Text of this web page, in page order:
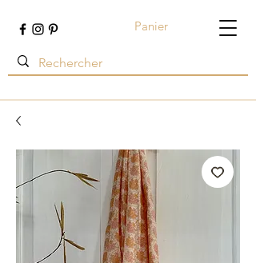
Panier